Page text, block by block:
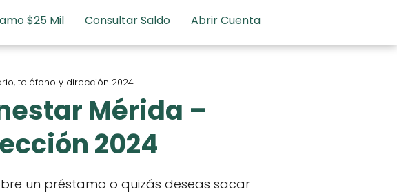
$25 Mil Consultar Saldo Abrir Cuenta
teléfono y dirección 2024
Mérida –
2024
un préstamo o quizás deseas sacar